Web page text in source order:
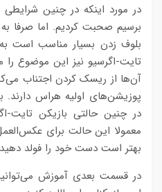
در مورد اینکه در چنین شرایطی
برسیم صحبت کردیم. اما صرفا
بلوف زدن بسیار مناسب است
تایت-اگرسیو نیز این موضوع را
آن‌ها از ریسک کردن اجتناب
پوزیشن‌های اولیه هراس دارند.
در چنین حالتی بازیکن تایت-
معمولا این حالت برای
بهتر است دست خود را فولد
در قسمت بعدی آموزش می‌توانید